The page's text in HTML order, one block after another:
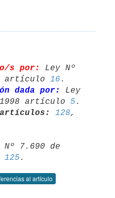
s por:
Ley Nº
artículo 16 .
dada por:
Ley
1998 artículo 5
artículos:
128
Nº 7.690 de
125
al artículo